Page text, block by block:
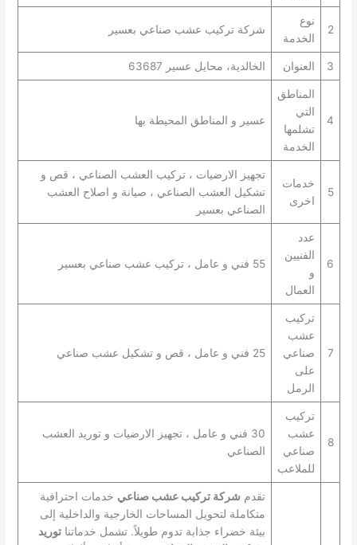
2
نوع
الخدمة
شركة تركيب عشب صناعي بعسير
3 العنوان الخالدية، محايل عسير 63687
4
المناطق
التي
تشلمها
الخدمة
عسير و المناطق المحيطة بها
5
خدمات
اخرى
تجهيز الارضيات ، تركيب العشب الصناعي ، قص و
تشكيل العشب الصناعي ، صيانة و اصلاح العشب
الصناعي بعسير
6
عدد
الفنيين
و
العمال
55 فني و عامل ، تركيب عشب صناعي بعسير
7
تركيب
عشب
صناعي
على
الرمل
25 فني و عامل ، قص و تشكيل عشب صناعي
8
تركيب
عشب
صناعي
للملاعب
30 فني و عامل ، تجهيز الارضيات و توريد العشب
الصناعي
تقدم شركة تركيب عشب صناعي خدمات احترافية
متكاملة لتحويل المساحات الخارجية والداخلية إلى
بيئة خضراء جذابة تدوم طويلاً. تشمل خدماتنا توريد